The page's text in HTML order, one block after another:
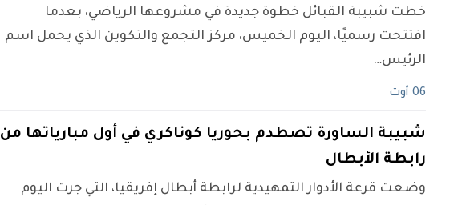
خطت شبيبة القبائل خطوة جديدة في مشروعها الرياضي، بعدما
افتتحت رسميًا، اليوم الخميس، مركز التجمع والتكوين الذي يحمل اسم
الرئيس…
06 أوت
شبيبة الساورة تصطدم بحوريا كوناكري في أول مبارياتها من
رابطة الأبطال
وضعت قرعة الأدوار التمهيدية لرابطة أبطال إفريقيا، التي جرت اليوم